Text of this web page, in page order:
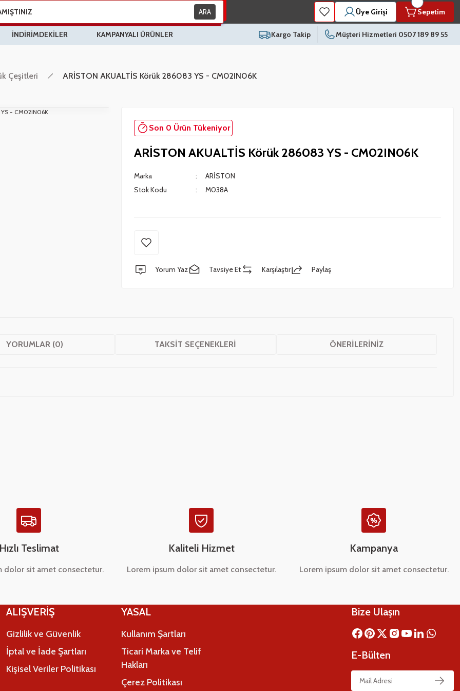
ARA Üye Girişi Sepetim
İNDİRİMDEKİLER KAMPANYALI ÜRÜNLER Kargo Takip Müşteri Hizmetleri 0507 189 89 55
Çeşitleri ARİSTON AKUALTİS Körük 286083 YS - CM02IN06K
Son 0 Ürün Tükeniyor
ARİSTON AKUALTİS Körük 286083 YS - CM02IN06K
Marka
ARİSTON
Stok Kodu
M038A
Yorum Yaz Tavsiye Et Karşılaştır Paylaş
YORUMLAR (0) TAKSIT SEÇENEKLERI ÖNERILERINIZ
Hızlı Teslimat
dolor sit amet consectetur.
Kaliteli Hizmet
Lorem ipsum dolor sit amet consectetur.
Kampanya
Lorem ipsum dolor sit amet consectetur.
ALIŞVERİŞ
Gizlilik ve Güvenlik
İptal ve İade Şartları
Kişisel Veriler Politikası
YASAL
Kullanım Şartları
Ticari Marka ve Telif
Hakları
Çerez Politikası
Bize Ulaşın
E-Bülten